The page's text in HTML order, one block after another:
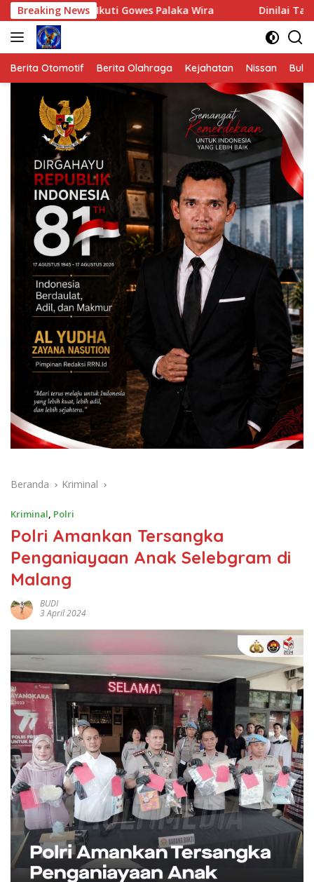
Langsung
ke
konten
Breaking News
Ikuti Gowes Palaka Wira Dinilai Tak Mengindahkan
Berita Otomotif Berita Olahraga Kejahatan Nissan
Beranda Kriminal
Kriminal, Polri
Polri Amankan Tersangka
Penganiayaan Anak Selebgram di
Malang
BUDI
3 April 2024